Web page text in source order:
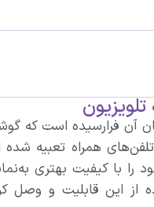
فرا‌رسیده است که
همراه تعبیه
را با کیفیت بهتری
از این قابلیت و وصل